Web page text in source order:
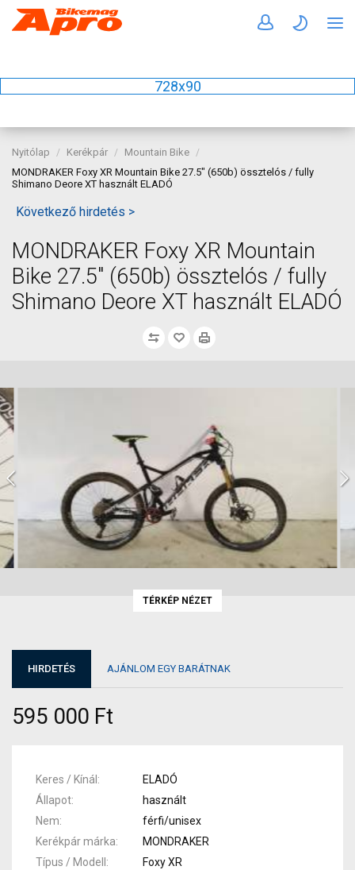
728x90
Nyitólap Kerékpár
Mountain Bike
MONDRAKER Foxy XR Mountain Bike 27.5" (650b) össztelós / fully
Shimano Deore XT használt ELADÓ
Következő hirdetés >
MONDRAKER Foxy XR Mountain
Bike 27.5" (650b) össztelós / fully
Shimano Deore XT használt ELADÓ
TÉRKÉP NÉZET
HIRDETÉS AJÁNLOM EGY BARÁTNAK
595 000 Ft
Keres / Kínál
ELADÓ
Állapot
használt
Nem
férfi/unisex
Kerékpár márka
MONDRAKER
Típus / Modell
Foxy XR